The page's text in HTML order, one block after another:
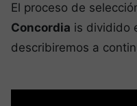
El proceso de
Concordia is dividido
describiremos a